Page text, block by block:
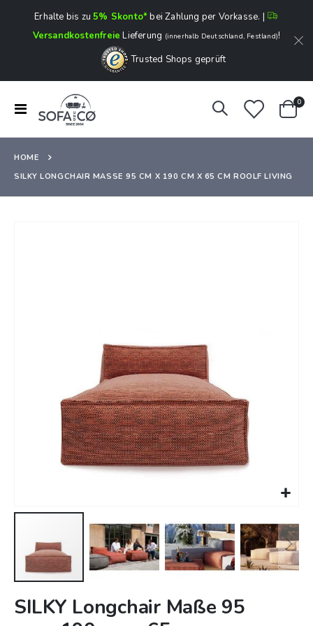
Erhalte bis zu5% Skonto*bei Zahlung per Vorkasse. |
Versandkostenfreie Lieferung (innerhalb Deutschland, Festland)!
Trusted Shops geprüft
Navigation
umschalten
0
HOME
SILKY LONGCHAIR MASSE 95 CM X 190 CM X 65 CM ROOLF LIVING
Anfang
SILKY Longchair Maße 95